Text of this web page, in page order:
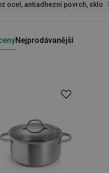
ocel, antiadhezní povrch, sklo
Nejprodávanější